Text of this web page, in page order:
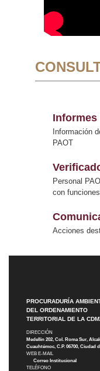
Informes
Información
PAOT
Personal
con
Acciones
PROCURADURÍA
DEL ORDENAMIENTO
TERRITORIAL DE LA
DIRECCIÓN
Medellín 202, Col. Roma Sur,
Cuauhtémoc, C.P. 06700, Ciudad
WEB E-MAIL
Correo Institucional
TELÉFONO